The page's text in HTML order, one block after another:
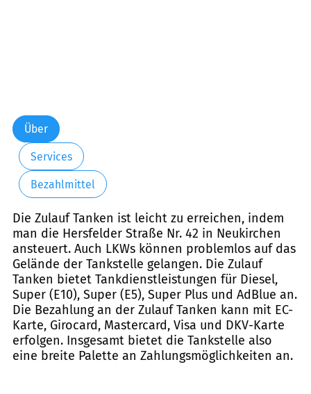
Über
Services
Bezahlmittel
Die Zulauf Tanken ist leicht zu erreichen, indem
man die Hersfelder Straße Nr. 42 in Neukirchen
ansteuert. Auch LKWs können problemlos auf das
Gelände der Tankstelle gelangen. Die Zulauf
Tanken bietet Tankdienstleistungen für Diesel,
Super (E10), Super (E5), Super Plus und AdBlue an.
Die Bezahlung an der Zulauf Tanken kann mit EC-
Karte, Girocard, Mastercard, Visa und DKV-Karte
erfolgen. Insgesamt bietet die Tankstelle also
eine breite Palette an Zahlungsmöglichkeiten an.